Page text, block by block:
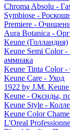
Chroma Absolu -
Symbiose -
Premiere -
Aura Botanica -
Keune (Голландия)
Keune Semi Color -
аммиака
Keune Tinta Color -
Keune Care - Уход
1922 by J.M.
Keune - Оксиды,
Keune Style -
Keune Color
L'Oreal